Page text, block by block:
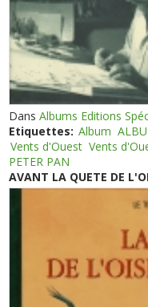
DansAlbums Editions
Etiquettes: Album
Vents d'Ouest Vents
PETER PAN
AVANT LA QUETE DE